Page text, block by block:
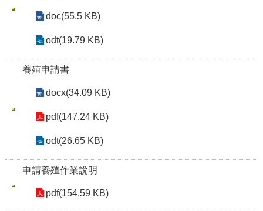
doc(55.5 KB)
odt(19.79 KB)
養殖申請書
docx(34.09 KB)
pdf(147.24 KB)
odt(26.65 KB)
申請養殖作業說明
pdf(154.59 KB)